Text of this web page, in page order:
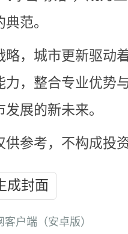
范。
略，城市更新驱动
力，整合专业优势
展的新未来。
供参考，不构成投
成封面
户端（安卓版）